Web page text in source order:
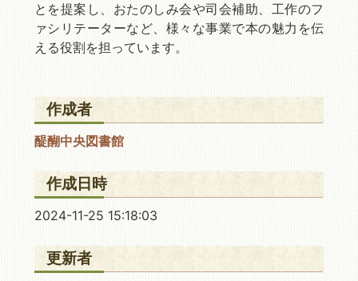
とを提案し、おたのしみ会や司会補助、工作のフ
ァシリテーターなど、様々な事業で本の魅力を伝
える役割を担っています。
作成者
醍醐中央図書館
作成日時
2024-11-25 15:18:03
更新者